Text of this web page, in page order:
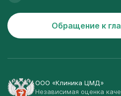
Обращение к
ООО «Клиника ЦМД»
Независимая оценка